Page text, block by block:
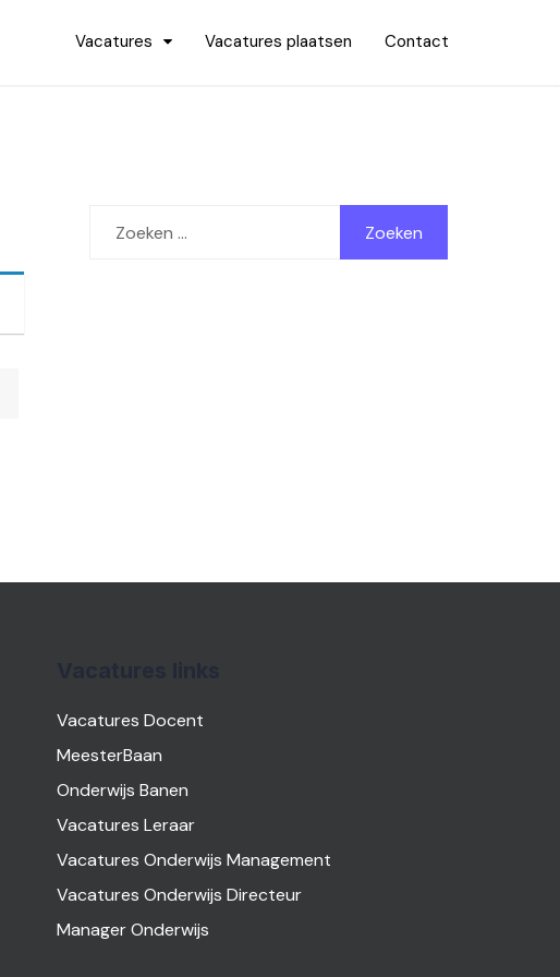
Vacatures Vacatures plaatsen Contact
naar:
Vacatures Docent
MeesterBaan
Onderwijs Banen
Vacatures Leraar
Vacatures Onderwijs Management
Vacatures Onderwijs Directeur
Manager Onderwijs